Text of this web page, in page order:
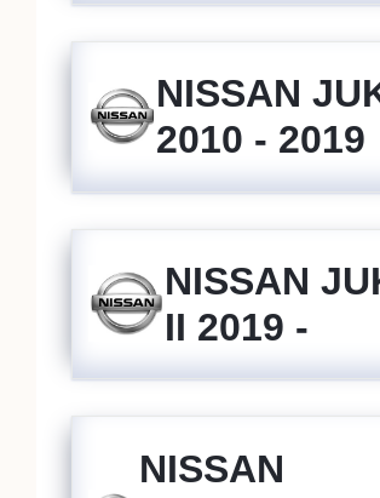
NISSAN
2010 - 2019
NISSAN
II 2019 -
NISSAN